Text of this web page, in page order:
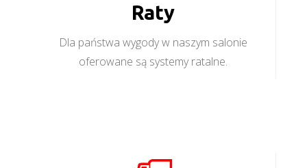
Raty
Dla państwa wygody w naszym salonie
oferowane są systemy ratalne.